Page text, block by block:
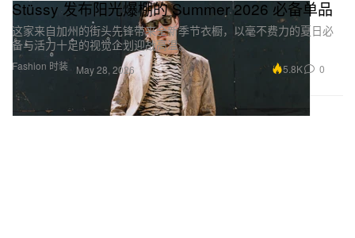
Fashion 时装
Stüssy 发布阳光爆棚的 Summer 2026 必备单品
这家来自加州的街头先锋带来全新季节衣橱，以毫不费力的夏日必
备与活力十足的视觉企划迎战高温。
May 28, 2026 5.8K 0